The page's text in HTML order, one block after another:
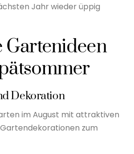
Jahr wieder üppig
Gartenideen
Dekoration
im August mit attraktiven
zum